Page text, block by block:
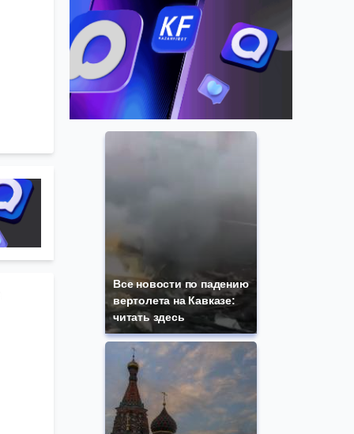
Все новости по падению
вертолета на Кавказе:
читать здесь